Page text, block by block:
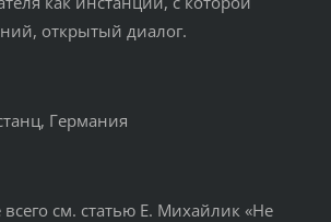
открытый диалог.
Германия
см. статью Е. Михайлик «Не